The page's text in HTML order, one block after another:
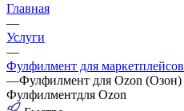
Главная
—
Услуги
—
Фулфилмент для маркетплейсов
—Фулфилмент для Ozon (Озон)
Фулфилментдля Ozon